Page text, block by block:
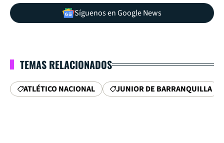
Síguenos en Google News
TEMAS RELACIONADOS
ATLÉTICO NACIONAL JUNIOR DE BARRANQUILLA